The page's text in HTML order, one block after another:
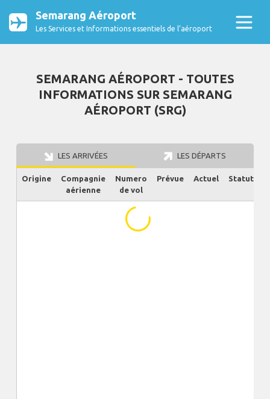
Semarang Aéroport
Les Services et Informations essentiels de l’aéroport
SEMARANG AÉROPORT - TOUTES
INFORMATIONS SUR SEMARANG
AÉROPORT (SRG)
LES ARRIVÉES LES DÉPARTS
Origine
Compagnie
aérienne
Numero
de vol
Prévue Actuel Statut
...